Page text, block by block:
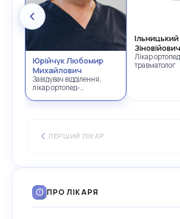
Юрійчук Любомир
Михайлович
Завідувач відділення,
лікар ортопед-
Зіновійович
Лікар
травматолог
ПЕРШИЙ ЛІКАР
ПРО ЛІКАРЯ